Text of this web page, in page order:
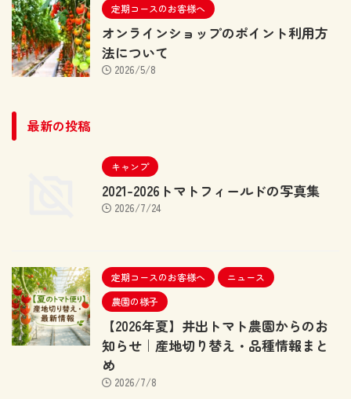
定期コースのお客様へ
オンラインショップのポイント利用方
法について
2026/5/8
最新の投稿
キャンプ
2021-2026トマトフィールドの写真集
2026/7/24
定期コースのお客様へ
ニュース
農園の様子
【2026年夏】井出トマト農園からのお
知らせ｜産地切り替え・品種情報まと
め
2026/7/8